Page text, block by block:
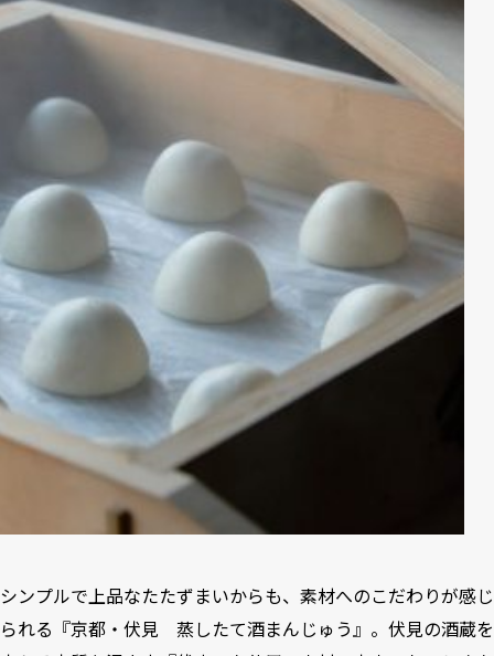
シンプルで上品なたたずまいからも、素材へのこだわりが感じ
られる『京都・伏見 蒸したて酒まんじゅう』。伏見の酒蔵を